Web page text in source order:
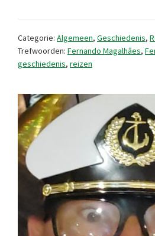
Categorie: Algemeen, Geschiedenis,
Trefwoorden: Fernando Magalhâes,
geschiedenis, reizen